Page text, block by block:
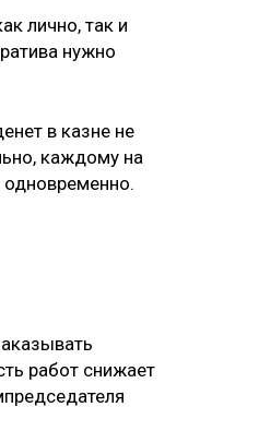
лично, так и
нужно
в казне не
каждому на
работ снижает